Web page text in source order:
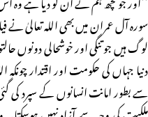
سورہ آل عمران میں بھی اللہ تعالیٰ نے
لوگ ہیں جو تنگی اور خوشحالی دونوں
دنیا جہاں کی حکومت اور اقتدار
سے بطور امانت انسانوں کے سپرد